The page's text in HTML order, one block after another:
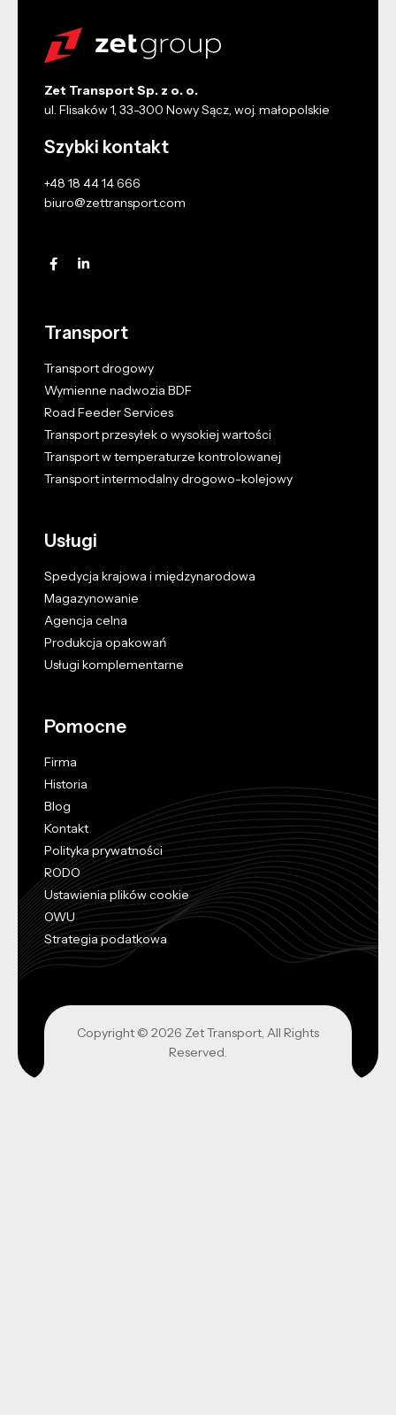
Zet Transport Sp. z o. o.
ul. Flisaków 1, 33-300 Nowy Sącz, woj. małopolskie
Szybki kontakt
+48 18 44 14 666
biuro@zettransport.com
Transport
Transport drogowy
Wymienne nadwozia BDF
Road Feeder Services
Transport przesyłek o wysokiej wartości
Transport w temperaturze kontrolowanej
Transport intermodalny drogowo-kolejowy
Usługi
Spedycja krajowa i międzynarodowa
Magazynowanie
Agencja celna
Produkcja opakowań
Usługi komplementarne
Pomocne
Firma
Historia
Blog
Kontakt
Polityka prywatności
RODO
Ustawienia plików cookie
OWU
Strategia podatkowa
Copyright © 2026 Zet Transport, All Rights
Reserved.